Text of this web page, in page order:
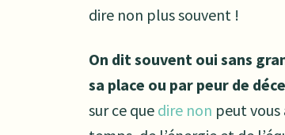
dire non plus souvent !
On dit souvent oui sans
sa place ou par peur de
sur ce que dire non peut